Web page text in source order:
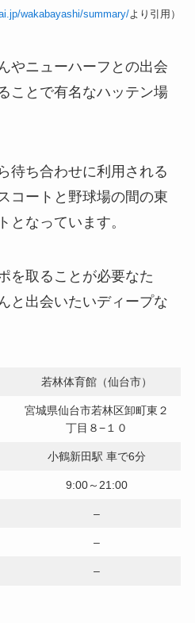
wakabayashi/summary/より引用）
やニューハーフとの出会
ことで有名なハッテン場
待ち合わせに利用される
コートと野球場の間の東
となっています。
を取ることが必要なた
と出会いたいディープな
若林体育館（仙台市）
宮城県仙台市若林区卸町東２
丁目８−１０
小鶴新田駅 車で6分
9:00～21:00
–
–
–